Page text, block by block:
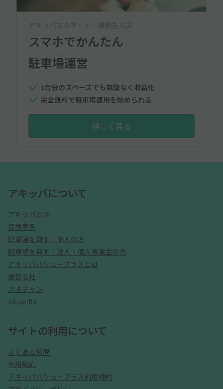
アキッパならオーナー機能も充実
スマホでかんたん
駐車場運営
1台分のスペースでも無駄なく収益化
完全無料で駐車場運用を始められる
詳しく見る
アキッパについて
アキッパとは
提携事例
駐車場を貸す：個人の方
駐車場を貸す：法人・個人事業主の方
アキッパバリュープラスとは
運営会社
アキチャン
akipedia
サイトの利用について
よくある質問
利用規約
アキッパバリュープラス利用規約